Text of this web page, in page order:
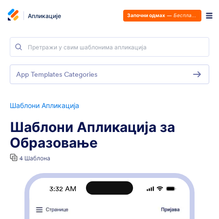
Апликације Започни одмах — Бесплатно је!
Шаблони Апликација
Шаблони Апликација за
Образовање
4 Шаблона
3:32 AM
App Templates Categories